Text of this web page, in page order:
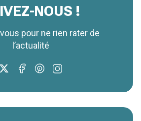
NOUS !
pour ne rien rater de
l’actualité